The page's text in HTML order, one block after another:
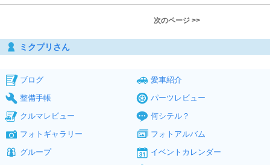
次のページ >>
ミクプリさん
ブログ
愛車紹介
整備手帳
パーツレビュー
クルマレビュー
何シテル？
フォトギャラリー
フォトアルバム
グループ
イベントカレンダー